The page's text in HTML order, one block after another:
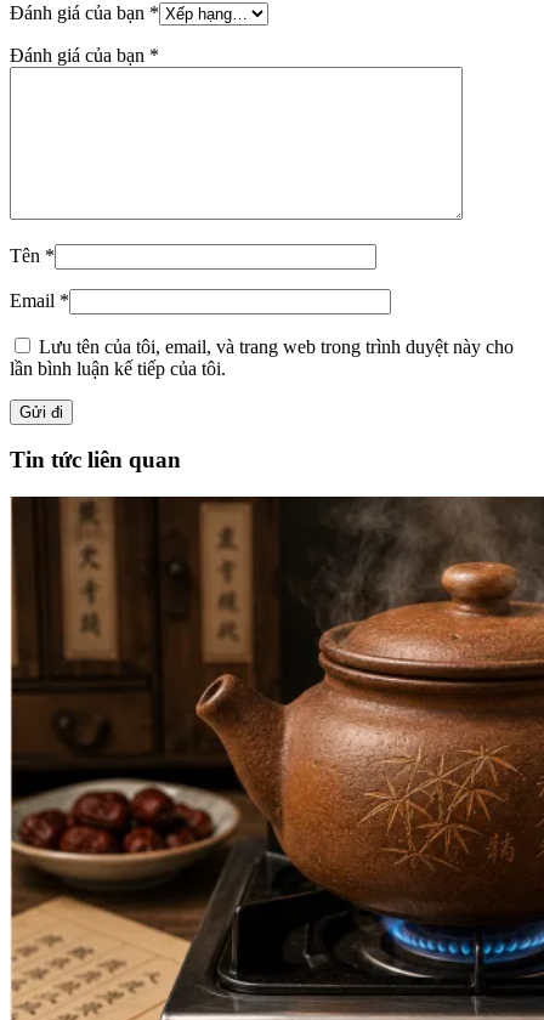
Đánh giá của bạn *
Đánh giá của bạn *
Tên *
Email *
Lưu tên của tôi, email, và trang web trong trình duyệt này cho
lần bình luận kế tiếp của tôi.
Tin tức liên quan